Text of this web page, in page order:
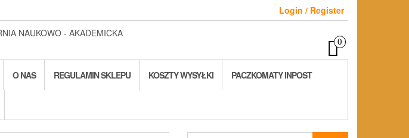
Login / Register
NAUKOWO - AKADEMICKA
0
O NAS REGULAMIN SKLEPU KOSZTY WYSYŁKI PACZKOMATY INPOST